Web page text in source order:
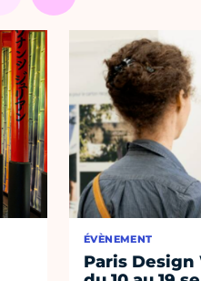
ÉVÈNEMENT
Paris